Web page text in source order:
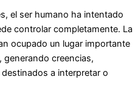
el ser humano ha intentado
controlar completamente. La
ocupado un lugar importante
generando creencias,
a interpretar o